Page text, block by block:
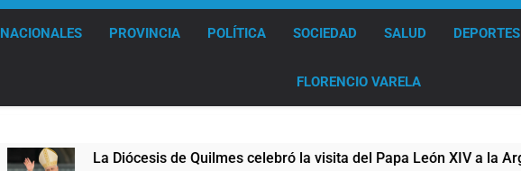
NACIONALES PROVINCIA POLÍTICA SOCIEDAD SALUD DEPORTES
FLORENCIO VARELA
La Diócesis de Quilmes celebró la visita del Papa León XIV a la Argentina